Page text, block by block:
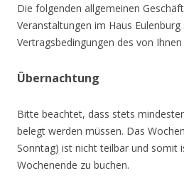
Die folgenden allgemeinen
Veranstaltungen im Haus Eulenburg
Vertragsbedingungen des von
Übernachtung
Bitte beachtet, dass stets
belegt werden müssen. Das
Sonntag) ist nicht teilbar und somit
Wochenende zu buchen.